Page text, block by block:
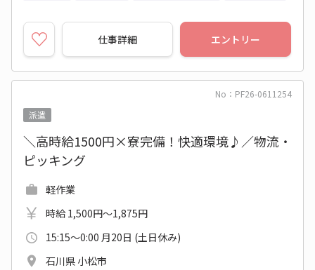
仕事詳細 エントリー
No：PF26-0611254
派遣
＼高時給1500円×寮完備！快適環境♪／物流・
ピッキング
軽作業
時給 1,500円～1,875円
15:15～0:00 月20日 (土日休み)
石川県 小松市